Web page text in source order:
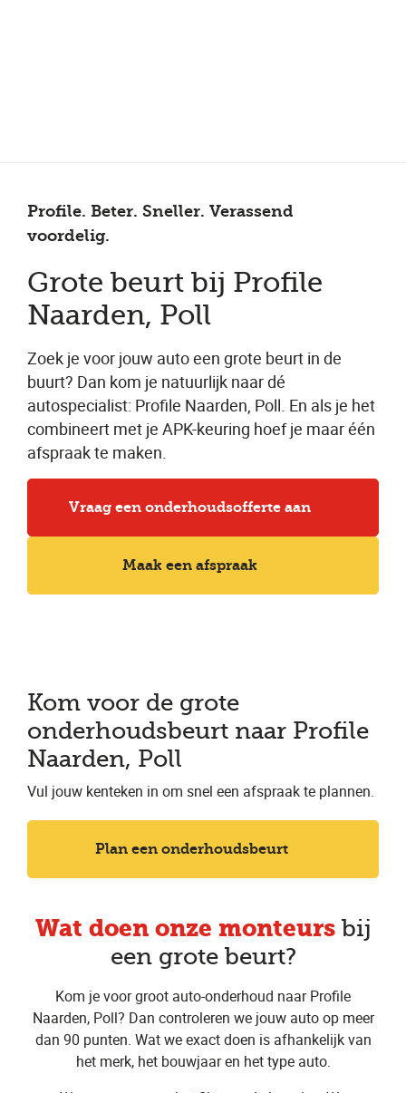
Profile. Beter. Sneller. Verassend
voordelig.
Grote beurt bij Profile
Naarden, Poll
Zoek je voor jouw auto een grote beurt in de
buurt? Dan kom je natuurlijk naar dé
autospecialist: Profile Naarden, Poll. En als je het
combineert met je APK-keuring hoef je maar één
afspraak te maken.
Vraag een onderhoudsofferte aan
Maak een afspraak
Kom voor de grote
onderhoudsbeurt naar Profile
Naarden, Poll
Vul jouw kenteken in om snel een afspraak te plannen.
Plan een onderhoudsbeurt
Wat doen onze monteursbij
een grote beurt?
Kom je voor groot auto-onderhoud naar Profile
Naarden, Poll? Dan controleren we jouw auto op meer
dan 90 punten. Wat we exact doen is afhankelijk van
het merk, het bouwjaar en het type auto.